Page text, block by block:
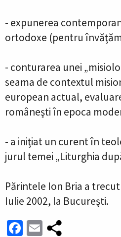
- expunerea
ortodoxe (pentru
- conturarea unei
seama de contextul
european actual,
româneşti în epoca
- a iniţiat un curent în
jurul temei „Liturghia
Părintele Ion Bria a
Iulie 2002, la Bucureşti.
Facebook
Email